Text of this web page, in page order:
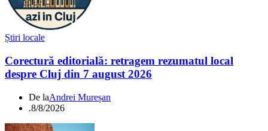
Știri locale
Corectură editorială: retragem rezumatul local
despre Cluj din 7 august 2026
De laAndrei Mureșan
.8/8/2026